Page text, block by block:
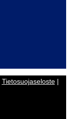
Tietosuojaseloste|